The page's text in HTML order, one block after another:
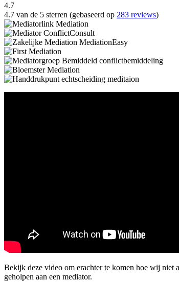
4.7
4.7 van de 5 sterren (gebaseerd op 283 reviews)
Bekijk deze video om erachter te komen hoe wij
geholpen aan een mediator.